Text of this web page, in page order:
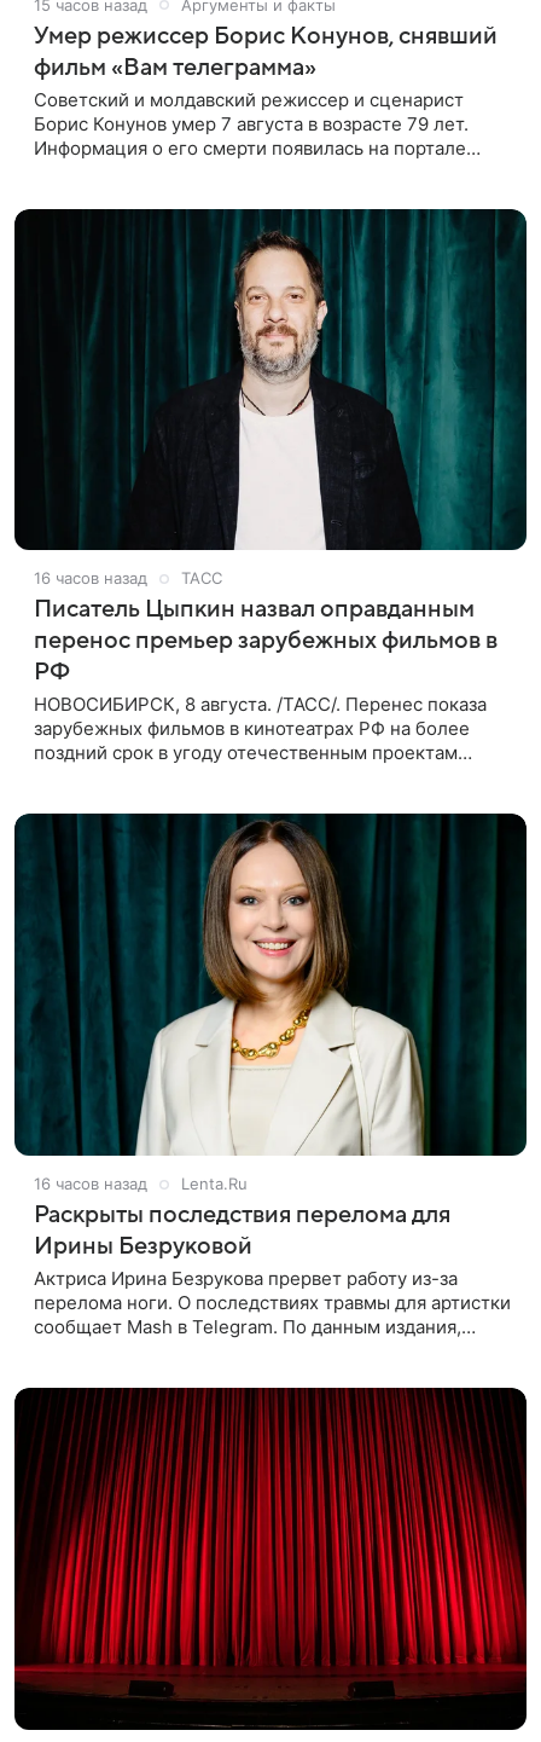
15 часов назад Аргументы и факты
Умер режиссер Борис Конунов, снявший
фильм «Вам телеграмма»
Советский и молдавский режиссер и сценарист
Борис Конунов умер 7 августа в возрасте 79 лет.
Информация о его смерти появилась на портале
16 часов назад ТАСС
Писатель Цыпкин назвал оправданным
перенос премьер зарубежных фильмов в
РФ
НОВОСИБИРСК, 8 августа. /ТАСС/. Перенес показа
зарубежных фильмов в кинотеатрах РФ на более
поздний срок в угоду отечественным проектам
16 часов назад Lenta.Ru
Раскрыты последствия перелома для
Ирины Безруковой
Актриса Ирина Безрукова прервет работу из-за
перелома ноги. О последствиях травмы для артистки
сообщает Mash в Telegram. По данным издания,